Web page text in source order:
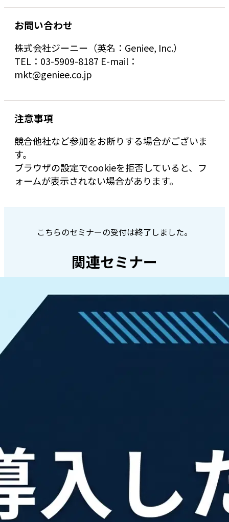
お問い合わせ
株式会社ジーニー（英名：Geniee, Inc.）
TEL：03-5909-8187 E-mail：
mkt@geniee.co.jp
注意事項
競合他社など参加をお断りする場合がございま
す。
ブラウザの設定でcookieを拒否していると、フ
ォームが表示されない場合があります。
こちらのセミナーの受付は終了しました。
関連セミナー